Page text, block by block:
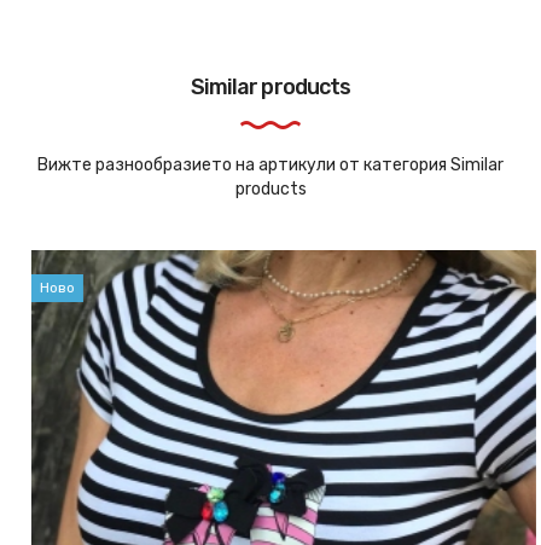
Similar products
Вижте разнообразието на артикули от категория Similar
products
Ново